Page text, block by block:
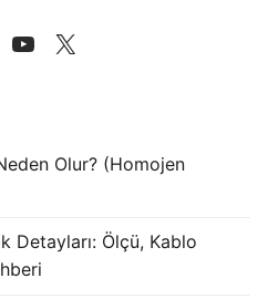
Şerit LED
LED Profilleri
Olur? (Homojen
Detayları: Ölçü, Kablo